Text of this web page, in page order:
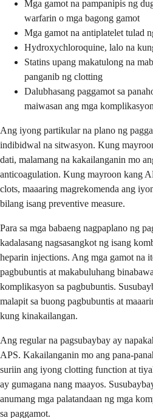
Mga gamot na pampanipis ng
warfarin o mga bagong gamot
Mga gamot na antiplatelet tulad
Hydroxychloroquine, lalo na
Statins upang makatulong na
panganib ng clotting
Dalubhasang paggamot sa
maiwasan ang mga
Ang iyong partikular na plano ng
indibidwal na sitwasyon. Kung
dati, malamang na kakailanganin mo
anticoagulation. Kung mayroon kang
clots, maaaring magrekomenda ang
bilang isang preventive measure.
Para sa mga babaeng nagpaplano ng
kadalasang nagsasangkot ng isang
heparin injections. Ang mga gamot na
pagbubuntis at makabuluhang
komplikasyon sa pagbubuntis.
malapit sa buong pagbubuntis at
kung kinakailangan.
Ang regular na pagsubaybay ay
APS. Kakailanganin mo ang pana-
suriin ang iyong clotting function at
ay gumagana nang maayos.
anumang mga palatandaan ng mga
sa paggamot.